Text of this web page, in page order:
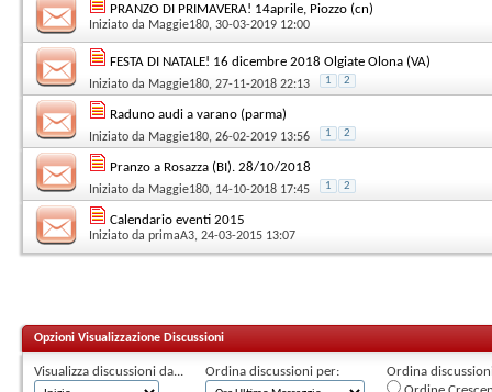
PRANZO DI PRIMAVERA! 14aprile, Piozzo (cn)
Iniziato da Maggie180, 30-03-2019 12:00
FESTA DI NATALE! 16 dicembre 2018 Olgiate Olona (VA)
Iniziato da Maggie180, 27-11-2018 22:13 1 2
Raduno audi a varano (parma)
Iniziato da Maggie180, 26-02-2019 13:56 1 2
Pranzo a Rosazza (BI). 28/10/2018
Iniziato da Maggie180, 14-10-2018 17:45 1 2
Calendario eventi 2015
Iniziato da primaA3, 24-03-2015 13:07
Opzioni Visualizzazione Discussioni
Visualizza discussioni da... Ordina discussioni per:
Ordina